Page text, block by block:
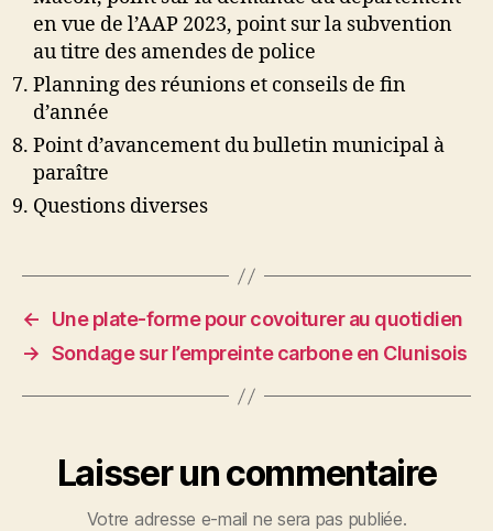
en vue de l’AAP 2023, point sur la subvention
au titre des amendes de police
Planning des réunions et conseils de fin
d’année
Point d’avancement du bulletin municipal à
paraître
Questions diverses
←
Une plate-forme pour covoiturer au quotidien
→ Sondage sur l’empreinte carbone en Clunisois
Laisser un commentaire
Votre adresse e-mail ne sera pas publiée.